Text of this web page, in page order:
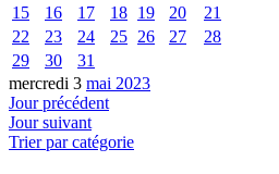
15
16 17 18 19 20
21
22
23 24 25 26 27
28
29
30
31
mercredi 3 mai 2023
Jour précédent
Jour suivant
Trier par catégorie